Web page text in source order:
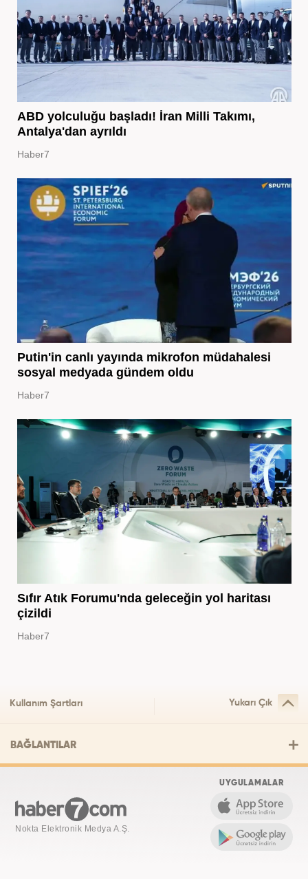
ABD yolculuğu başladı! İran Milli Takımı,
Antalya'dan ayrıldı
Haber7
Putin'in canlı yayında mikrofon müdahalesi
sosyal medyada gündem oldu
Haber7
Sıfır Atık Forumu'nda geleceğin yol haritası
çizildi
Haber7
Kullanım Şartları Yukarı Çık
BAĞLANTILAR
Nokta Elektronik Medya A.Ş.
UYGULAMALAR